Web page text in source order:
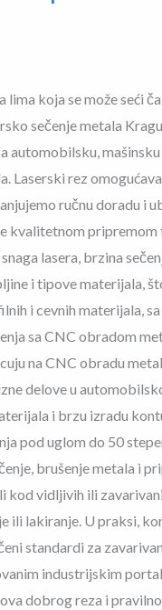
lima koja se može seći
sečenje metala
automobilsku,
Laserski rez
ručnu doradu i
kvalitetnom pripremom
lasera, brzina
i tipove materijala,
i cevnih materijala,
sa CNC obradom
na CNC obradu
delove u
i brzu izradu
pod uglom do 50
brušenje metala i
kod vidljivih ili
ili lakiranje. U praksi,
standardi za
industrijskim
dobrog reza i